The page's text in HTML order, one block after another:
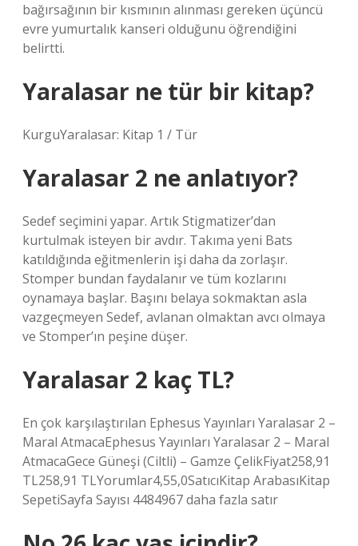
bağırsağının bir kısmının alınması gereken üçüncü
evre yumurtalık kanseri olduğunu öğrendiğini
belirtti.
Yaralasar ne tür bir kitap?
KurguYaralasar: Kitap 1 / Tür
Yaralasar 2 ne anlatıyor?
Sedef seçimini yapar. Artık Stigmatizer’dan
kurtulmak isteyen bir avdır. Takıma yeni Bats
katıldığında eğitmenlerin işi daha da zorlaşır.
Stomper bundan faydalanır ve tüm kozlarını
oynamaya başlar. Başını belaya sokmaktan asla
vazgeçmeyen Sedef, avlanan olmaktan avcı olmaya
ve Stomper’ın peşine düşer.
Yaralasar 2 kaç TL?
En çok karşılaştırılan Ephesus Yayınları Yaralasar 2 –
Maral AtmacaEphesus Yayınları Yaralasar 2 – Maral
AtmacaGece Güneşi (Ciltli) – Gamze ÇelikFiyat258,91
TL258,91 TLYorumlar4,55,0SatıcıKitap ArabasıKitap
SepetiSayfa Sayısı 4484967 daha fazla satır